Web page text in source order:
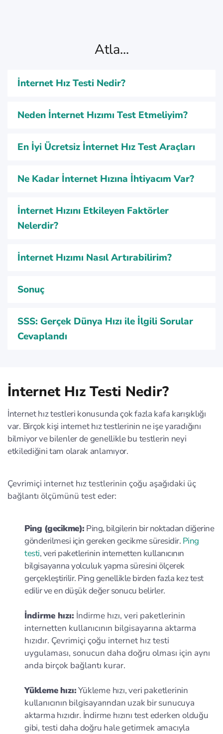
Atla...
İnternet Hız Testi Nedir?
Neden İnternet Hızımı Test Etmeliyim?
En İyi Ücretsiz İnternet Hız Test Araçları
Ne Kadar İnternet Hızına İhtiyacım Var?
İnternet Hızını Etkileyen Faktörler
Nelerdir?
İnternet Hızımı Nasıl Artırabilirim?
Sonuç
SSS: Gerçek Dünya Hızı ile İlgili Sorular
Cevaplandı
İnternet Hız Testi Nedir?
İnternet hız testleri konusunda çok fazla kafa karışıklığı
var. Birçok kişi internet hız testlerinin ne işe yaradığını
bilmiyor ve bilenler de genellikle bu testlerin neyi
etkilediğini tam olarak anlamıyor.
Çevrimiçi internet hız testlerinin çoğu aşağıdaki üç
bağlantı ölçümünü test eder:
Ping (gecikme): Ping, bilgilerin bir noktadan diğerine
gönderilmesi için gereken gecikme süresidir. Ping
testi, veri paketlerinin internetten kullanıcının
bilgisayarına yolculuk yapma süresini ölçerek
gerçekleştirilir. Ping genellikle birden fazla kez test
edilir ve en düşük değer sonucu belirler.
İndirme hızı: İndirme hızı, veri paketlerinin
internetten kullanıcının bilgisayarına aktarma
hızıdır. Çevrimiçi çoğu internet hız testi
uygulaması, sonucun daha doğru olması için aynı
anda birçok bağlantı kurar.
Yükleme hızı:Yükleme hızı, veri paketlerinin
kullanıcının bilgisayarından uzak bir sunucuya
aktarma hızıdır. İndirme hızını test ederken olduğu
gibi, testi daha doğru hale getirmek amacıyla